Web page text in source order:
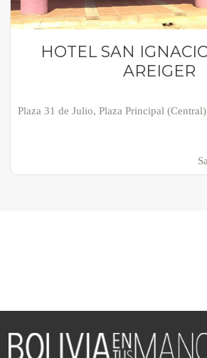
HOTEL SAN
AREIGER
Plaza 31 de Julio, Plaza Principal (Central)